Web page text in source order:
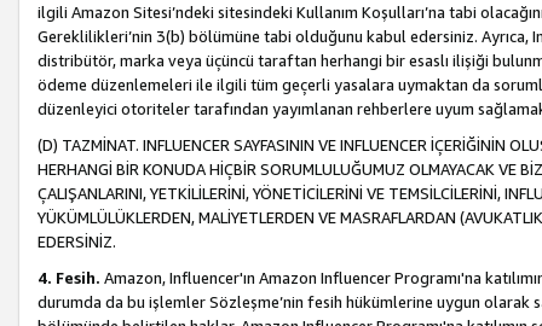
ilgili Amazon Sitesi’ndeki sitesindeki Kullanım Koşulları’na tabi
Gereklilikleri’nin 3(b) bölümüne tabi olduğunu kabul edersiniz. Ayrıca,
distribütör, marka veya üçüncü taraftan herhangi bir esaslı ilişiği
ödeme düzenlemeleri ile ilgili tüm geçerli yasalara uymaktan da
düzenleyici otoriteler tarafından yayımlanan rehberlere uyum
(D) TAZMİNAT. INFLUENCER SAYFASININ VE INFLUENCER İÇERİĞİNİN
HERHANGİ BİR KONUDA HİÇBİR SORUMLULUĞUMUZ OLMAYACAK VE
ÇALIŞANLARINI, YETKİLİLERİNİ, YÖNETİCİLERİNİ VE TEMSİLCİLERİNİ,
YÜKÜMLÜLÜKLERDEN, MALİYETLERDEN VE MASRAFLARDAN
EDERSİNİZ.
4. Fesih. Amazon, Influencer'ın Amazon Influencer Programı'na
durumda da bu işlemler Sözleşme’nin fesih hükümlerine uygun olarak